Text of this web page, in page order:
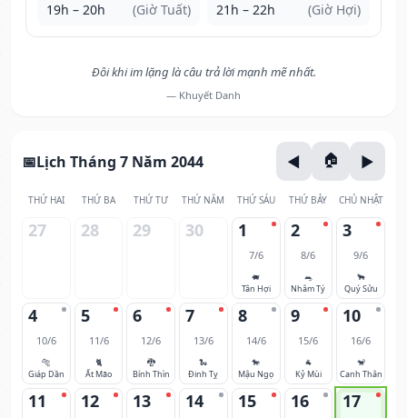
19h – 20h (Giờ Tuất) 21h – 22h (Giờ Hợi)
Đôi khi im lặng là câu trả lời mạnh mẽ nhất.
— Khuyết Danh
Lịch Tháng 7 Năm 2044
THỨ HAI THỨ BA THỨ TƯ THỨ NĂM THỨ SÁU THỨ BẢY CHỦ NHẬT
27 28 29 30 1
7/6
🐖
Tân Hợi
2
8/6
🐀
Nhâm Tý
3
9/6
🐂
Quý Sửu
4
10/6
🐅
Giáp Dần
5
11/6
🐈
Ất Mão
6
12/6
🐉
Bính Thìn
7
13/6
🐍
Đinh Tỵ
8
14/6
🐎
Mậu Ngọ
9
15/6
🐐
Kỷ Mùi
10
16/6
🐒
Canh Thân
11 12 13 14 15 16 17